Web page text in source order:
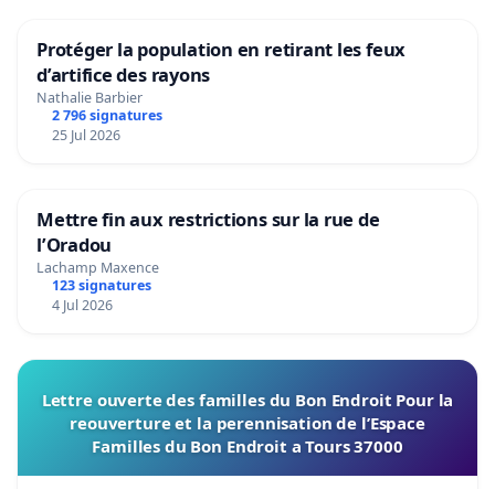
Protéger la population en retirant les feux
d’artifice des rayons
Nathalie Barbier
2 796 signatures
25 Jul 2026
Mettre fin aux restrictions sur la rue de
l’Oradou
Lachamp Maxence
123 signatures
4 Jul 2026
Lettre ouverte des familles du Bon Endroit Pour la
reouverture et la perennisation de l’Espace
Familles du Bon Endroit a Tours 37000